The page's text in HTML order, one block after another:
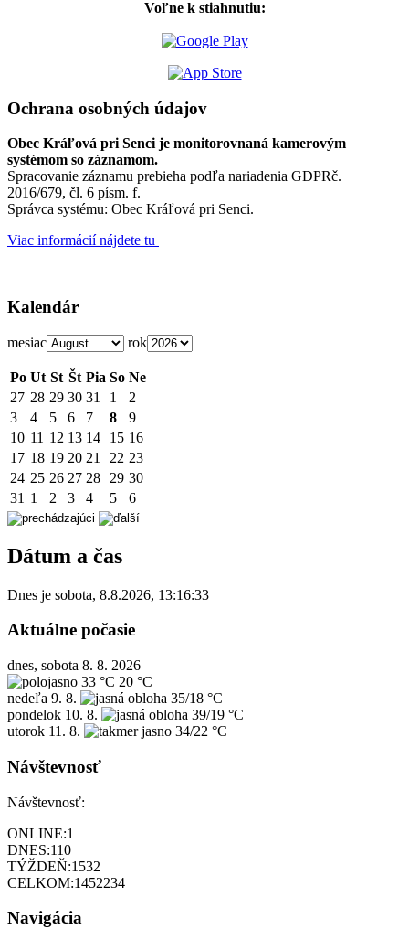
Voľne k stiahnutiu:
Ochrana osobných údajov
Obec Kráľová pri Senci je monitorovnaná kamerovým
systémom so záznamom.
Spracovanie záznamu prebieha podľa nariadenia GDPRč.
2016/679, čl. 6 písm. f.
Správca systému: Obec Kráľová pri Senci.
Viac informácií nájdete tu
Kalendár
mesiac rok
Po Ut St Št Pia So Ne
27 28 29 30 31 1
2
3
4 5 6 7 8
9
10 11 12 13 14 15 16
17 18 19 20 21 22 23
24 25 26 27 28 29 30
31 1 2 3 4 5 6
Dátum a čas
Dnes je sobota, 8.8.2026, 13:16:33
Aktuálne počasie
dnes, sobota 8. 8. 2026
33 °C 20 °C
nedeľa 9. 8.
35/18 °C
pondelok 10. 8.
39/19 °C
utorok 11. 8. 34/22 °C
Návštevnosť
Návštevnosť:
ONLINE:1
DNES:110
TÝŽDEŇ:1532
CELKOM:1452234
Navigácia